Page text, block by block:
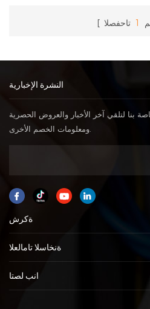
1 تاحفصلا
النشرة الإخبارية
بنا لتلقي آخر الأخبار والعروض الحصرية
ومعلومات الخصم الأخرى.
ةكرش
ةنخاسلا تامالعلا
انب لصتا